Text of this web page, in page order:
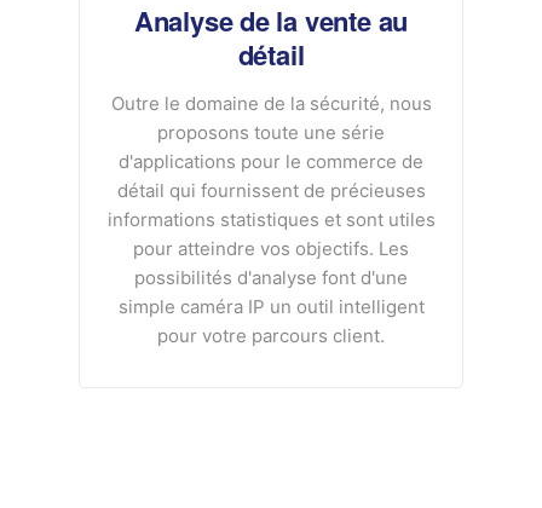
Analyse de la vente au
détail
Outre le domaine de la sécurité, nous
proposons toute une série
d'applications pour le commerce de
détail qui fournissent de précieuses
informations statistiques et sont utiles
pour atteindre vos objectifs. Les
possibilités d'analyse font d'une
simple caméra IP un outil intelligent
pour votre parcours client.